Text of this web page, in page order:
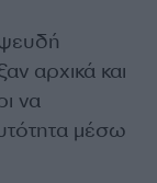
αρχικά και
να
μέσω